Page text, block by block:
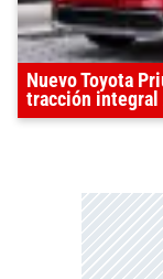
Nuevo Toyota
tracción integral